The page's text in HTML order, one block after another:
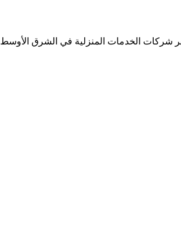
شركات الخدمات المنزلية في الشرق الأوسط